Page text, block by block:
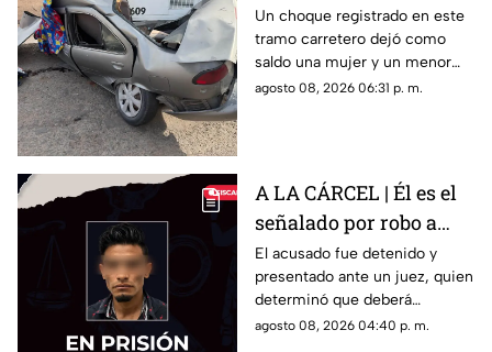
deja una mujer y un
niño mu3rtos en San
Juan del Río
Un choque registrado en este
tramo carretero dejó como
saldo una mujer y un menor
sin vida, además de una
agosto 08, 2026 06:31 p. m.
A LA CÁRCEL | Él es el
señalado por robo a
una casa en Santa Rosa
Jáuregui
El acusado fue detenido y
presentado ante un juez, quien
determinó que deberá
permanecer en prisión
agosto 08, 2026 04:40 p. m.